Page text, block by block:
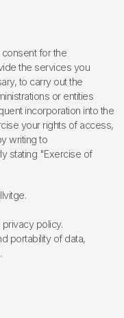
for the
the services you
to carry out the
or entities
incorporation into the
your rights of access,
writing to
stating "Exercise of
policy.
portability of data,